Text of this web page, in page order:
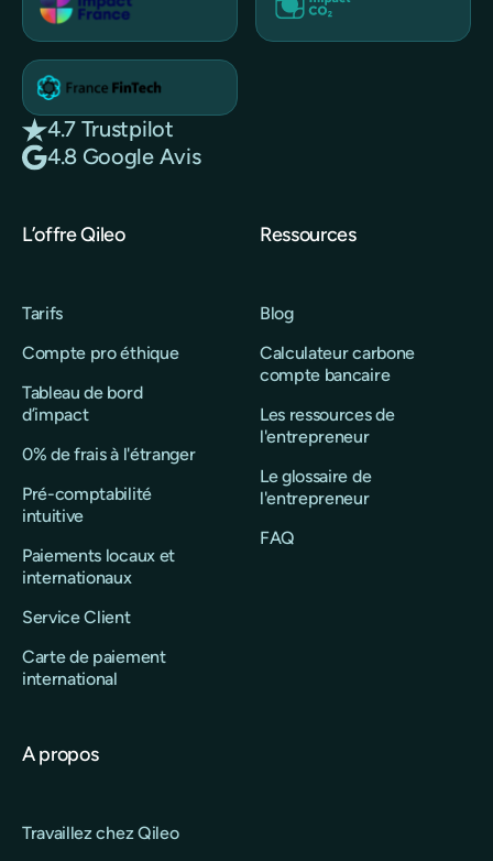
4.7 Trustpilot
4.8 Google Avis
L’offre Qileo
Tarifs
Compte pro éthique
Tableau de bord
d’impact
0% de frais à l'étranger
Pré-comptabilité
intuitive
Paiements locaux et
internationaux
Service Client
Carte de paiement
international
Ressources
Blog
Calculateur carbone
compte bancaire
Les ressources de
l'entrepreneur
Le glossaire de
l'entrepreneur
FAQ
A propos
Travaillez chez Qileo